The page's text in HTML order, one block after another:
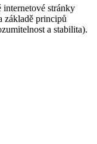
stránky
základě principů
a stabilita).